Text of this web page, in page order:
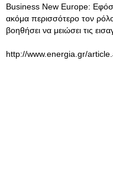
Business New Europe:
ακόμα περισσότερο τον
βοηθήσει να μειώσει τις
http://www.energia.gr/